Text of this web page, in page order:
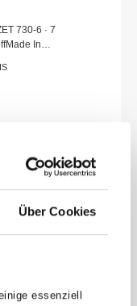
Über Cookies
essenziell
730-6 · 7
In